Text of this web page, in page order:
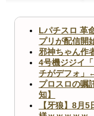
Lパチスロ 革
プリが配信開
邪神ちゃん作
4号機ジジイ
チがデフォ」
プロスロの嘱
知】
【牙狼】8月